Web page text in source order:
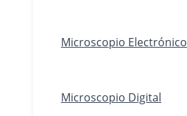
Microscopio Electrónico
Microscopio Digital